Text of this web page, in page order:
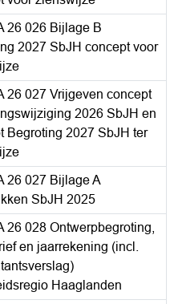
26 026 Bijlage B
2027 SbJH concept voor
26 027 Vrijgeven concept
2026 SbJH en
Begroting 2027 SbJH ter
26 027 Bijlage A
SbJH 2025
26 028 Ontwerpbegroting,
en jaarrekening (incl.
Haaglanden